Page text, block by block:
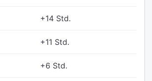
+14 Std.
+11 Std.
+6 Std.